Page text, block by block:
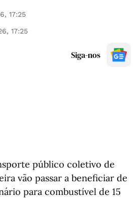
17:25
17:25
Siga-nos
público coletivo de
vão passar a beneficiar de
para combustível de 15